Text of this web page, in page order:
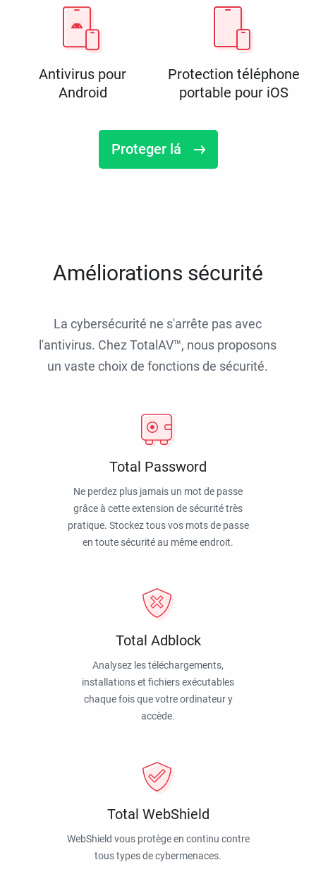
Antivirus pour
Android
Protection téléphone
portable pour iOS
Proteger lá
Améliorations sécurité
La cybersécurité ne s'arrête pas avec
l'antivirus. Chez TotalAV™, nous proposons
un vaste choix de fonctions de sécurité.
Total Password
Ne perdez plus jamais un mot de passe
grâce à cette extension de sécurité très
pratique. Stockez tous vos mots de passe
en toute sécurité au même endroit.
Total Adblock
Analysez les téléchargements,
installations et fichiers exécutables
chaque fois que votre ordinateur y
accède.
Total WebShield
WebShield vous protège en continu contre
tous types de cybermenaces.